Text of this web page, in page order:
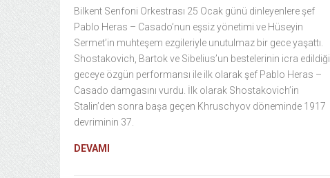
Bilkent Senfoni Orkestrası 25 Ocak günü dinleyenlere şef
Pablo Heras – Casado’nun eşsiz yönetimi ve Hüseyin
Sermet’in muhteşem ezgileriyle unutulmaz bir gece yaşattı.
Shostakovich, Bartok ve Sibelius’un bestelerinin icra edildiği
geceye özgün performansı ile ilk olarak şef Pablo Heras –
Casado damgasını vurdu. İlk olarak Shostakovich’in
Stalin’den sonra başa geçen Khruschyov döneminde 1917
devriminin 37.
DEVAMI